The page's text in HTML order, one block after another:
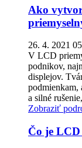
Ako
26. 4. 2021 05
V LCD
podnikov,
displejov.
podmienkam,
a silné
Zobraziť
Čo je